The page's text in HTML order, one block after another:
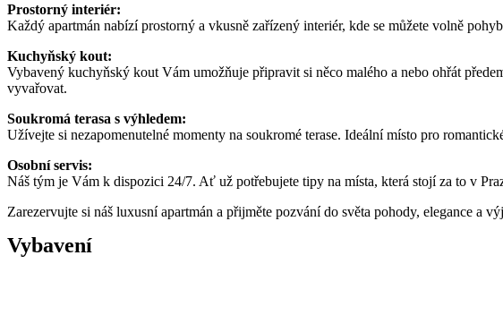
Prostorný interiér:
Každý apartmán nabízí prostorný a vkusně zařízený interiér, kde se můžete volně
Kuchyňský kout:
Vybavený kuchyňský kout Vám umožňuje připravit si něco malého a nebo ohřát
vyvařovat.
Soukromá terasa s výhledem:
Užívejte si nezapomenutelné momenty na soukromé terase. Ideální místo pro
Osobní servis:
Náš tým je Vám k dispozici 24/7. Ať už potřebujete tipy na místa, která stojí za to v
Zarezervujte si náš luxusní apartmán a přijměte pozvání do světa pohody, elegance a
Vybavení